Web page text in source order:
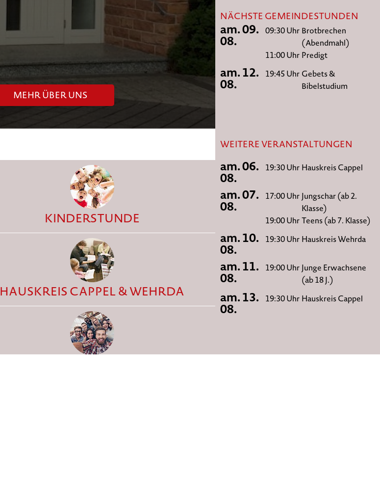
MEHR ÜBER UNS
NÄCHSTE GEMEINDESTUNDEN
am. 09.
08.
09:30 Uhr Brotbrechen
(Abendmahl)
11:00 Uhr Predigt
am. 12.
08.
19:45 Uhr Gebets &
Bibelstudium
KINDERSTUNDE
HAUSKREIS CAPPEL & WEHRDA
WEITERE VERANSTALTUNGEN
am. 06.
08.
19:30 Uhr Hauskreis Cappel
am. 07.
08.
17:00 Uhr Jungschar (ab 2.
Klasse)
19:00 UhrTeens (ab 7. Klasse)
am. 10.
08.
19:30 Uhr Hauskreis Wehrda
am. 11.
08.
19:00 Uhr Junge Erwachsene
(ab 18 J.)
am. 13.
08.
19:30 Uhr Hauskreis Cappel